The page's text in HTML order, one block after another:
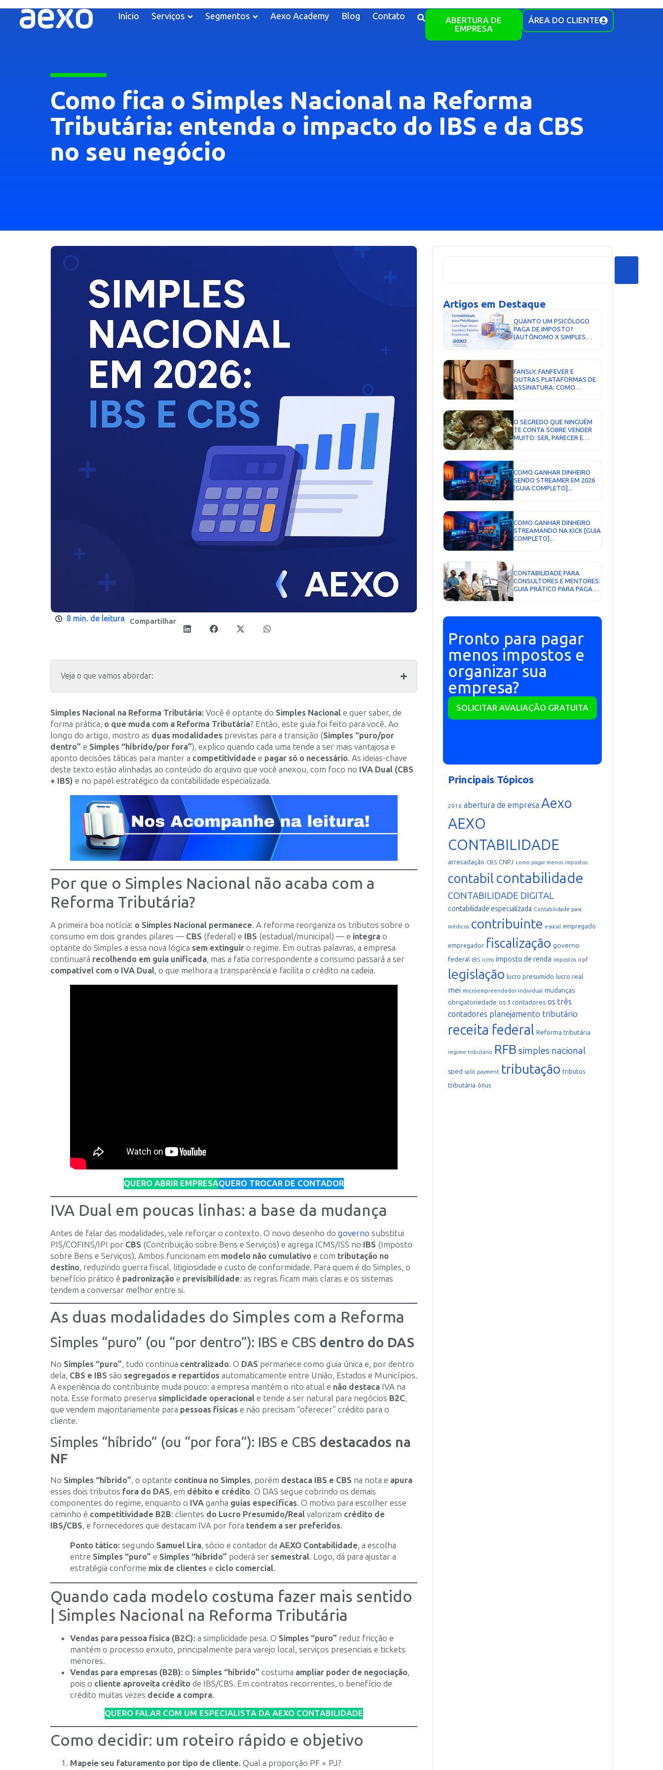
Início Serviços Segmentos Aexo Academy Blog Contato
ABERTURA DE
EMPRESA
ÁREA DO CLIENTE
Como fica o Simples Nacional na Reforma
Tributária: entenda o impacto do IBS e da CBS
no seu negócio
8 min. de leitura Compartilhar
Veja o que vamos abordar:
Simples Nacional na Reforma Tributária: Você é optante do Simples Nacional e quer saber, de
forma prática, o que muda com a Reforma Tributária? Então, este guia foi feito para você. Ao
longo do artigo, mostro as duas modalidades previstas para a transição (Simples “puro/por
dentro” e Simples “híbrido/por fora”), explico quando cada uma tende a ser mais vantajosa e
aponto decisões táticas para manter a competitividade e pagar só o necessário. As ideias-chave
deste texto estão alinhadas ao conteúdo do arquivo que você anexou, com foco no IVA Dual (CBS
+ IBS) e no papel estratégico da contabilidade especializada.
Por que o Simples Nacional não acaba com a
Reforma Tributária?
A primeira boa notícia: o Simples Nacional permanece. A reforma reorganiza os tributos sobre o
consumo em dois grandes pilares — CBS (federal) e IBS (estadual/municipal) — e integra o
optante do Simples a essa nova lógica sem extinguir o regime. Em outras palavras, a empresa
continuará recolhendo em guia unificada, mas a fatia correspondente a consumo passará a ser
compatível com o IVA Dual, o que melhora a transparência e facilita o crédito na cadeia.
QUERO ABRIR EMPRESAQUERO TROCAR DE CONTADOR
IVA Dual em poucas linhas: a base da mudança
Antes de falar das modalidades, vale reforçar o contexto. O novo desenho do governo substitui
PIS/COFINS/IPI por CBS (Contribuição sobre Bens e Serviços) e agrega ICMS/ISS no IBS (Imposto
sobre Bens e Serviços). Ambos funcionam em modelo não cumulativo e com tributação no
destino, reduzindo guerra fiscal, litigiosidade e custo de conformidade. Para quem é do Simples, o
benefício prático é padronização e previsibilidade: as regras ficam mais claras e os sistemas
tendem a conversar melhor entre si.
As duas modalidades do Simples com a Reforma
Simples “puro” (ou “por dentro”): IBS e CBS dentro do DAS
No Simples “puro”, tudo continua centralizado. O DAS permanece como guia única e, por dentro
dela, CBS e IBS são segregados e repartidos automaticamente entre União, Estados e Municípios.
A experiência do contribuinte muda pouco: a empresa mantém o rito atual e não destaca IVA na
nota. Esse formato preserva simplicidade operacional e tende a ser natural para negócios B2C,
que vendem majoritariamente para pessoas físicas e não precisam “oferecer” crédito para o
cliente.
Simples “híbrido” (ou “por fora”): IBS e CBS destacados na
NF
No Simples “híbrido”, o optante continua no Simples, porém destaca IBS e CBS na nota e apura
esses dois tributos fora do DAS, em débito e crédito. O DAS segue cobrindo os demais
componentes do regime, enquanto o IVA ganha guias específicas. O motivo para escolher esse
caminho é competitividade B2B: clientes do Lucro Presumido/Real valorizam crédito de
IBS/CBS, e fornecedores que destacam IVA por fora tendem a ser preferidos.
Ponto tático: segundo Samuel Lira, sócio e contador da AEXO Contabilidade, a escolha
entre Simples “puro” e Simples “híbrido” poderá ser semestral. Logo, dá para ajustar a
estratégia conforme mix de clientes e ciclo comercial.
Quando cada modelo costuma fazer mais sentido
| Simples Nacional na Reforma Tributária
Vendas para pessoa física (B2C): a simplicidade pesa. O Simples “puro” reduz fricção e
mantém o processo enxuto, principalmente para varejo local, serviços presenciais e tickets
menores.
Vendas para empresas (B2B): o Simples “híbrido” costuma ampliar poder de negociação,
pois o cliente aproveita crédito de IBS/CBS. Em contratos recorrentes, o benefício de
crédito muitas vezes decide a compra.
QUERO FALAR COM UM ESPECIALISTA DA AEXO CONTABILIDADE
Como decidir: um roteiro rápido e objetivo
Mapeie seu faturamento por tipo de cliente. Qual a proporção PF × PJ?
Artigos em Destaque
QUANTO UM PSICÓLOGO
PAGA DE IMPOSTO?
(AUTÔNOMO X SIMPLES
FANSLY, FANFEVER E
OUTRAS PLATAFORMAS DE
ASSINATURA: COMO
O SEGREDO QUE NINGUÉM
TE CONTA SOBRE VENDER
MUITO: SER, PARECER E
COMO GANHAR DINHEIRO
SENDO STREAMER EM 2026
[GUIA COMPLETO]...
COMO GANHAR DINHEIRO
STREAMANDO NA KICK [GUIA
COMPLETO]...
CONTABILIDADE PARA
CONSULTORES E MENTORES:
GUIA PRÁTICO PARA PAGAR
Pronto para pagar
menos impostos e
organizar sua
empresa?
SOLICITAR AVALIAÇÃO GRATUITA
Principais Tópicos
2016 abertura de empresa Aexo
AEXO
CONTABILIDADE
arrecadação CBS CNPJ como pagar menos impostos
contabil contabilidade
CONTABILIDADE DIGITAL
contabilidade especializada Contabilidade para
médicos contribuinte e-social empregado
empregador fiscalização governo
federal IBS icms imposto de renda impostos irpf
legislação lucro presumido lucro real
mei microempreendedor individual mudanças
obrigatoriedade os 3 contadores os três
contadores planejamento tributário
receita federal Reforma tributária
regime tributário RFB simples nacional
sped split payment tributação tributos
tributária ônus